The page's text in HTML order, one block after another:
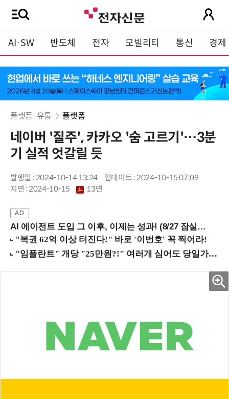
AI·SW 반도체 전자 모빌리티 통신 경제
플랫폼·유통 플랫폼
네이버 '질주', 카카오 '숨 고르기'…3분
기 실적 엇갈릴 듯
발행일 : 2024-10-14 13:24
업데이트 : 2024-10-15 07:09
지면 :2024-10-15 13면
AI 에이전트 도입 그 이후, 이제는 성과! (8/27 잠실역)